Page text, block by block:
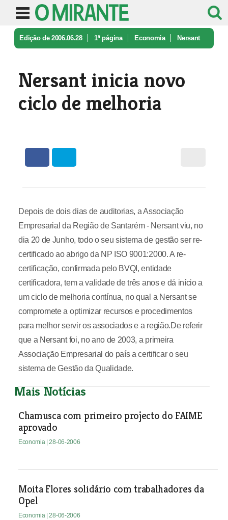
Edição de 2006.06.28 1ª página Economia Nersant
Nersant inicia novo
ciclo de melhoria
Depois de dois dias de auditorias, a Associação
Empresarial da Região de Santarém - Nersant viu, no
dia 20 de Junho, todo o seu sistema de gestão ser re-
certificado ao abrigo da NP ISO 9001:2000. A re-
certificação, confirmada pelo BVQI, entidade
certificadora, tem a validade de três anos e dá início a
um ciclo de melhoria contínua, no qual a Nersant se
compromete a optimizar recursos e procedimentos
para melhor servir os associados e a região.De referir
que a Nersant foi, no ano de 2003, a primeira
Associação Empresarial do país a certificar o seu
sistema de Gestão da Qualidade.
Mais Notícias
Chamusca com primeiro projecto do FAIME
aprovado
Economia | 28-06-2006
Moita Flores solidário com trabalhadores da
Opel
Economia | 28-06-2006